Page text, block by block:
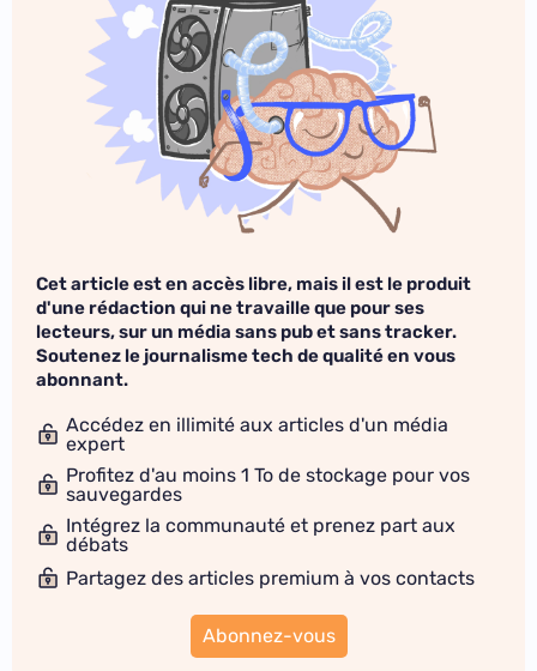
Cet article est en accès libre, mais il est le produit
d'une rédaction qui ne travaille que pour ses
lecteurs, sur un média sans pub et sans tracker.
Soutenez le journalisme tech de qualité en vous
abonnant.
Accédez en illimité aux articles d'un média
expert
Profitez d'au moins 1 To de stockage pour vos
sauvegardes
Intégrez la communauté et prenez part aux
débats
Partagez des articles premium à vos contacts
Abonnez-vous